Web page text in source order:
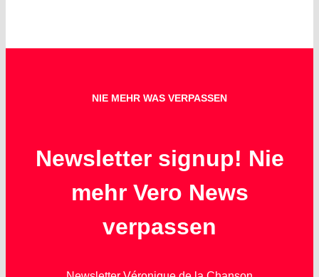
NIE MEHR WAS VERPASSEN
Newsletter signup! Nie
mehr Vero News
verpassen